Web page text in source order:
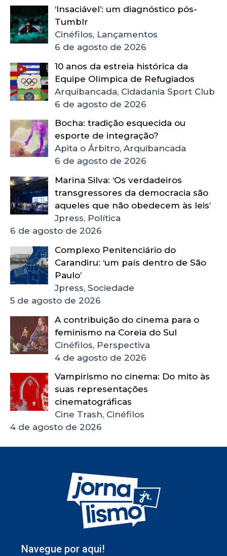
‘Insaciável’: um diagnóstico pós-
Tumblr
Cinéfilos, Lançamentos
6 de agosto de 2026
10 anos da estreia histórica da
Equipe Olímpica de Refugiados
Arquibancada, Cidadania Sport Club
6 de agosto de 2026
Bocha: tradição esquecida ou
esporte de integração?
Apita o Árbitro, Arquibancada
6 de agosto de 2026
Marina Silva: ‘Os verdadeiros
transgressores da democracia são
aqueles que não obedecem às leis’
Jpress, Política
6 de agosto de 2026
Complexo Penitenciário do
Carandiru: ‘um país dentro de São
Paulo’
Jpress, Sociedade
5 de agosto de 2026
A contribuição do cinema para o
feminismo na Coreia do Sul
Cinéfilos, Perspectiva
4 de agosto de 2026
Vampirismo no cinema: Do mito às
suas representações
cinematográficas
Cine Trash, Cinéfilos
4 de agosto de 2026
Navegue por aqui!